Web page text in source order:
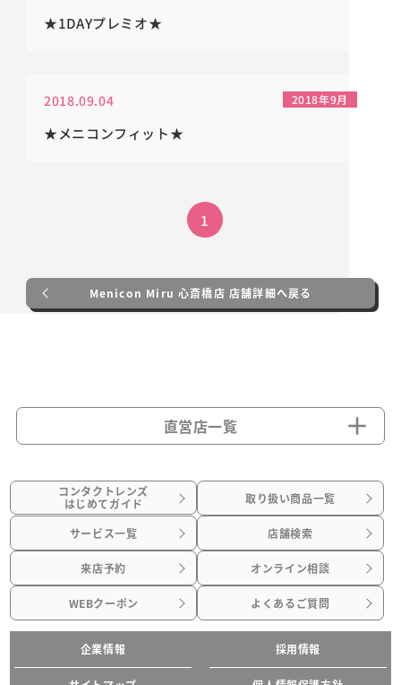
★1DAYプレミオ★
2018.09.04 2018年9月
★メニコンフィット★
1
Menicon Miru 心斎橋店 店舗詳細へ戻る
直営店一覧
コンタクトレンズ
はじめてガイド 取り扱い商品一覧
サービス一覧 店舗検索
来店予約 オンライン相談
WEBクーポン よくあるご質問
企業情報 採用情報